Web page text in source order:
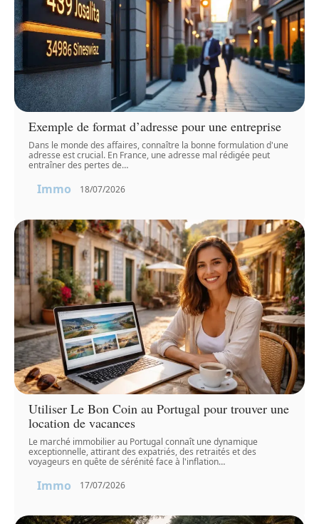
Exemple de format d’adresse pour une entreprise
Dans le monde des affaires, connaître la bonne formulation d'une
adresse est crucial. En France, une adresse mal rédigée peut
entraîner des pertes de…
Immo 18/07/2026
Utiliser Le Bon Coin au Portugal pour trouver une
location de vacances
Le marché immobilier au Portugal connaît une dynamique
exceptionnelle, attirant des expatriés, des retraités et des
voyageurs en quête de sérénité face à l'inflation…
Immo 17/07/2026